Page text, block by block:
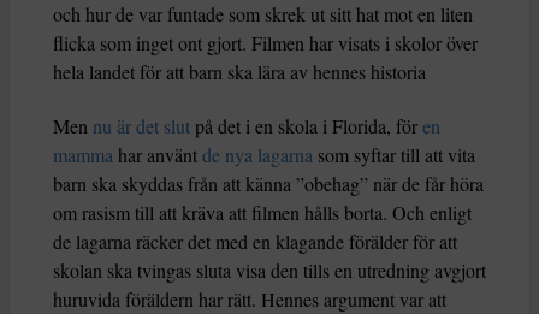
och hur de var funtade som skrek ut sitt hat mot en liten
flicka som inget ont gjort. Filmen har visats i skolor över
hela landet för att barn ska lära av hennes historia
Men nu är det slutpå det i en skola i Florida, fören
mamma har använtde nya lagarna som syftar till att vita
barn ska skyddas från att känna ”obehag” när de får höra
om rasism till att kräva att filmen hålls borta. Och enligt
de lagarna räcker det med en klagande förälder för att
skolan ska tvingas sluta visa den tills en utredning avgjort
huruvida föräldern har rätt. Hennes argument var att